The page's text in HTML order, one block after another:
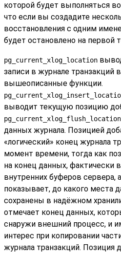
которой будет выполняться
что если вы создадите
восстановления с одним
будет остановлено на первой
pg_current_xlog_location
записи в журнале транзакций
вышеописанные функции.
выводит текущую позицию
pg_current_xlog_flush_location
данных журнала. Позицией
«логический» конец журнала
момент времени, тогда как
на конец данных, фактически
внутренних буферов сервера,
показывает, до какого места
сохранены в надёжном
отмечает конец данных,
снаружи внешний процесс, и
интерес при копировании
журнала транзакций. Позиция